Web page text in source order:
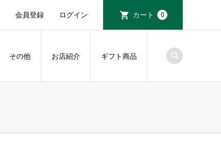
会員登録 ログイン カート 0
その他 お店紹介 ギフト商品